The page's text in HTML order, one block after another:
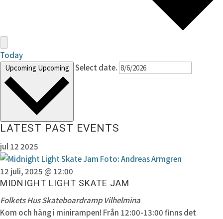
Today
Upcoming Upcoming Select date.
LATEST PAST EVENTS
jul122025
12 juli, 2025 @ 12:00
MIDNIGHT LIGHT SKATE JAM
Folkets Hus SkateboardrampVilhelmina
Kom och häng i minirampen! Från 12:00-13:00 finns det